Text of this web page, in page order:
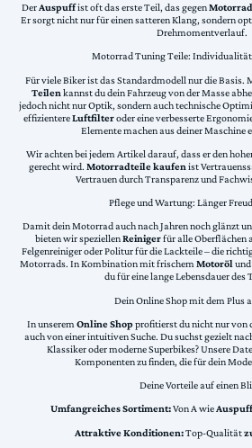
DerAuspuffist oft das erste Teil, das gegen
Er sorgt nicht nur für einen satteren Klang, sondern
Drehmomentverlauf.
Motorrad Tuning Teile: Individualität
Für viele Biker ist das Standardmodell nur die Basis.
Teilen kannst du dein Fahrzeug von der Masse
jedoch nicht nur Optik, sondern auch technische
effizientereLuftfilteroder eine verbesserte
Elemente machen aus deiner Maschine
Wir achten bei jedem Artikel darauf, dass er den
gerecht wird. Motorradteile kaufen ist
Vertrauen durch Transparenz und
Pflege und Wartung: Länger
Damit dein Motorrad auch nach Jahren noch glänzt
bieten wir speziellenReinigerfür alle Oberflächen
Felgenreiniger oder Politur für die Lackteile – die
Motorrads. In Kombination mit frischemMotorölund
du für eine lange Lebensdauer des
Dein Online Shop mit dem Plus
In unserem Online Shopprofitierst du nicht nur von
auch von einer intuitiven Suche. Du suchst gezielt
Klassiker oder moderne Superbikes? Unsere
Komponenten zu finden, die für dein
Deine Vorteile auf einen
Umfangreiches Sortiment:Von A wieAuspuff
Attraktive Konditionen:Top-Qualität